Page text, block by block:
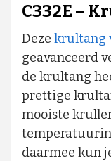
C332E –
Deze krultang
geavanceerd
de krultang
prettige
mooiste
daarmee kun